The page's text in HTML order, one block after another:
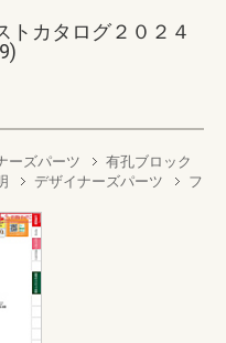
トカタログ２０２４
ーズパーツ
有孔ブロック
デザイナーズパーツ
フ